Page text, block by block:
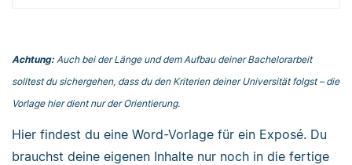
Achtung:Auch bei der Länge und dem Aufbau deiner Bachelorarbeit
solltest du sichergehen, dass du den Kriterien deiner Universität folgst – die
Vorlage hier dient nur der Orientierung.
Hier findest du eine Word-Vorlage für ein Exposé. Du
brauchst deine eigenen Inhalte nur noch in die fertige